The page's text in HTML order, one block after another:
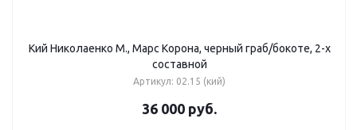
Кий Николаенко М., Марс Корона, черный граб/бокоте, 2-х
составной
Артикул: 02.15 (кий)
36 000 руб.